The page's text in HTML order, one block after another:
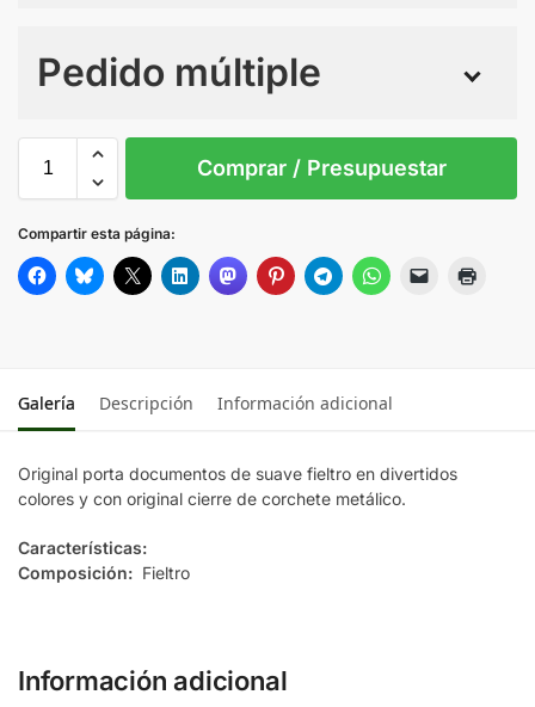
Pedido múltiple
S/T
AZUL
ROJO
Comprar / Presupuestar
Compartir esta página:
Galería Descripción Información adicional
Original porta documentos de suave fieltro en divertidos
colores y con original cierre de corchete metálico.
Características:
Composición: Fieltro
Información adicional